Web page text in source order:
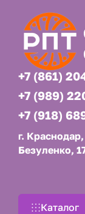
+7 (861)
+7 (989)
+7 (918)
г.
Безуленко,
Каталог